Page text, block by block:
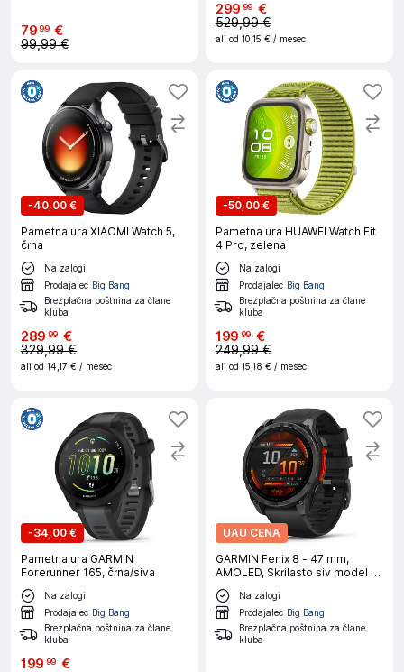
7999 €
99,99 €
299 99 €
529,99 €
ali od 10,15 € / mesec
-40,00 €
Pametna ura XIAOMI Watch 5,
črna
Na zalogi
Prodajalec Big Bang
Brezplačna poštnina za člane
kluba
289 99 €
329,99 €
ali od 14,17 € / mesec
-50,00 €
Pametna ura HUAWEI Watch Fit
4 Pro, zelena
Na zalogi
Prodajalec Big Bang
Brezplačna poštnina za člane
kluba
199 99 €
249,99 €
ali od 15,18 € / mesec
-34,00 €
Pametna ura GARMIN
Forerunner 165, črna/siva
Na zalogi
Prodajalec Big Bang
Brezplačna poštnina za člane
kluba
199 99 €
UAU CENA
GARMIN Fenix 8 - 47 mm,
AMOLED, Skrilasto siv model s
črnim silikonskim paščkom
Na zalogi
Prodajalec Big Bang
Brezplačna poštnina za člane
kluba